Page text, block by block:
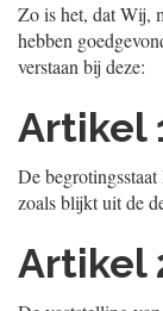
Zo is het, dat Wij,
hebben
verstaan bij deze:
Artikel
De
zoals blijkt uit de
Artikel